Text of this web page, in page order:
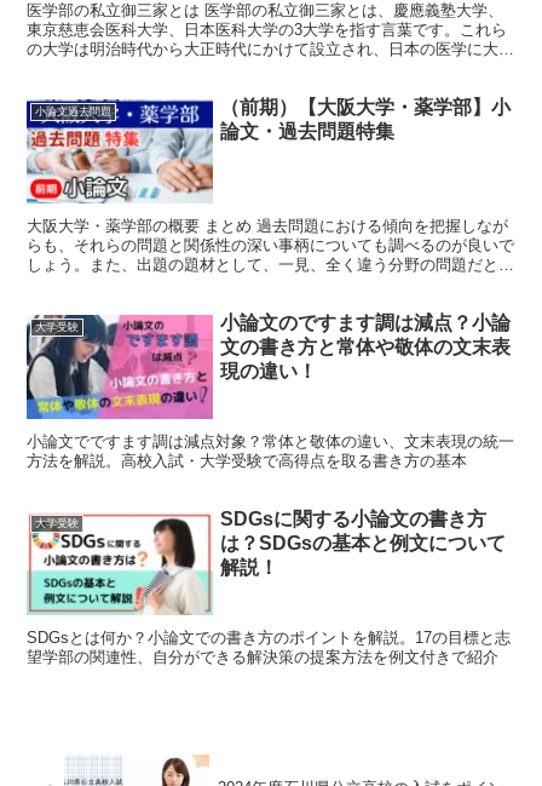
医学部の私立御三家とは 医学部の私立御三家とは、慶應義塾大学、
東京慈恵会医科大学、日本医科大学の3大学を指す言葉です。これら
の大学は明治時代から大正時代にかけて設立され、日本の医学に大き
小論文過去問題
（前期）【大阪大学・薬学部】小
論文・過去問題特集
大阪大学・薬学部の概要 まとめ 過去問題における傾向を把握しなが
らも、それらの問題と関係性の深い事柄についても調べるのが良いで
しょう。また、出題の題材として、一見、全く違う分野の問題だと思
大学受験
小論文のですます調は減点？小論
文の書き方と常体や敬体の文末表
現の違い！
小論文でですます調は減点対象？常体と敬体の違い、文末表現の統一
方法を解説。高校入試・大学受験で高得点を取る書き方の基本
大学受験
SDGsに関する小論文の書き方
は？SDGsの基本と例文について
解説！
SDGsとは何か？小論文での書き方のポイントを解説。17の目標と志
望学部の関連性、自分ができる解決策の提案方法を例文付きで紹介